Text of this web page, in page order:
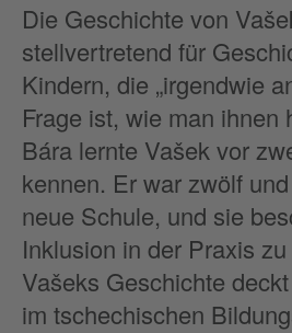
Die Geschichte von
stellvertretend für
Kindern, die „irgendwie
Frage ist, wie man ihnen
Bára lernte Vašek vor
kennen. Er war zwölf
neue Schule, und sie
Inklusion in der Praxis
Vašeks Geschichte
im tschechischen